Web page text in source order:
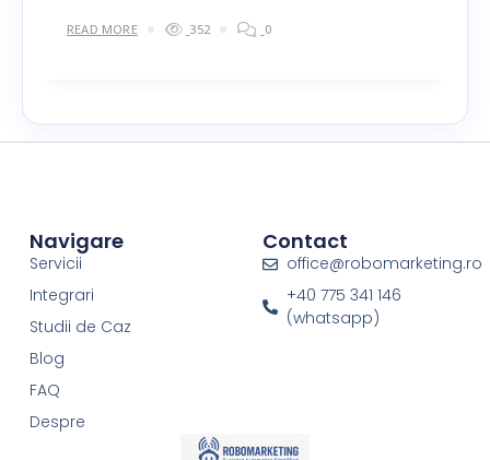
READ MORE 352 0
Navigare
Servicii
Integrari
Studii de Caz
Blog
FAQ
Despre
Contact
office@robomarketing.ro
+40 775 341 146
(whatsapp)